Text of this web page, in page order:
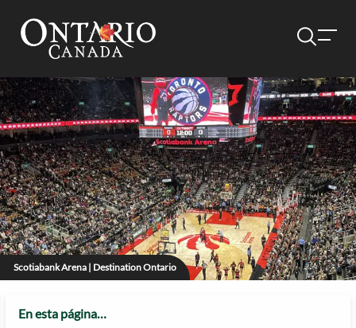
Scotiabank Arena | Destination Ontario
En esta página…